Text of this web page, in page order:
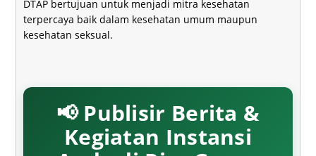
DTAP bertujuan untuk menjadi mitra kesehatan
terpercaya baik dalam kesehatan umum maupun
kesehatan seksual.
📢 Publisir Berita &
Kegiatan Instansi